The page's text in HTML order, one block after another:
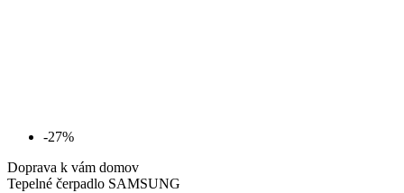
-27%
Doprava k vám domov
Tepelné čerpadlo SAMSUNG